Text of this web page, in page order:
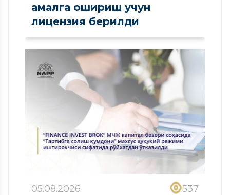
амалга ошириш учун
лицензия берилди
05.08.2026 537